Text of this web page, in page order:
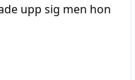
upp sig men hon